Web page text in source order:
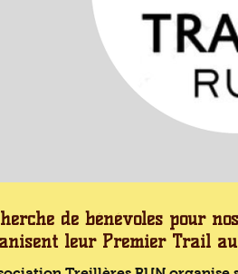
de bénévoles pour
leur Premier Trail